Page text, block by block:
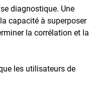
diagnostique. Une
capacité à superposer
la corrélation et la
les utilisateurs de